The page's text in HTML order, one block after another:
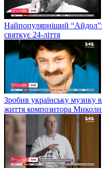
Найпопулярніший
святкує 24-ліття
Зробив українську музику
життя композитора